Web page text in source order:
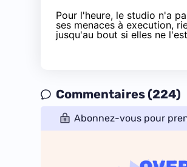
Pour l'heure, le studio n'a
ses menaces à execution,
jusqu'au bout si elles ne
Commentaires (224)
Abonnez-vous pour